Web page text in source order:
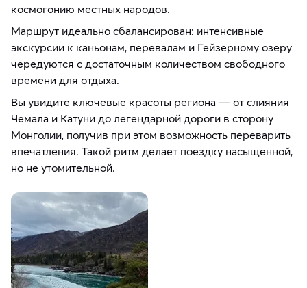
космогонию местных народов.
Маршрут идеально сбалансирован: интенсивные
экскурсии к каньонам, перевалам и Гейзерному озеру
чередуются с достаточным количеством свободного
времени для отдыха.
Вы увидите ключевые красоты региона — от слияния
Чемала и Катуни до легендарной дороги в сторону
Монголии, получив при этом возможность переварить
впечатления. Такой ритм делает поездку насыщенной,
но не утомительной.